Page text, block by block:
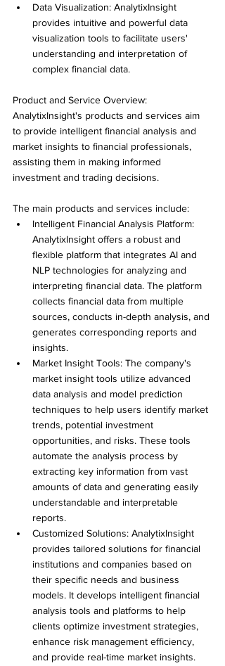
Data Visualization: AnalytixInsight
provides intuitive and powerful data
visualization tools to facilitate users'
understanding and interpretation of
complex financial data.
Product and Service Overview:
AnalytixInsight's products and services aim
to provide intelligent financial analysis and
market insights to financial professionals,
assisting them in making informed
investment and trading decisions.
The main products and services include:
Intelligent Financial Analysis Platform:
AnalytixInsight offers a robust and
flexible platform that integrates AI and
NLP technologies for analyzing and
interpreting financial data. The platform
collects financial data from multiple
sources, conducts in-depth analysis, and
generates corresponding reports and
insights.
Market Insight Tools: The company's
market insight tools utilize advanced
data analysis and model prediction
techniques to help users identify market
trends, potential investment
opportunities, and risks. These tools
automate the analysis process by
extracting key information from vast
amounts of data and generating easily
understandable and interpretable
reports.
Customized Solutions: AnalytixInsight
provides tailored solutions for financial
institutions and companies based on
their specific needs and business
models. It develops intelligent financial
analysis tools and platforms to help
clients optimize investment strategies,
enhance risk management efficiency,
and provide real-time market insights.